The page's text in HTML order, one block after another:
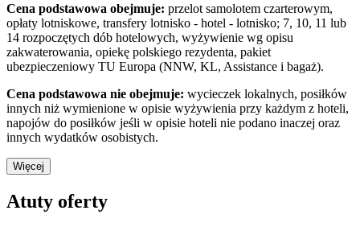
Cena podstawowa obejmuje: przelot samolotem czarterowym,
opłaty lotniskowe, transfery lotnisko - hotel - lotnisko; 7, 10, 11 lub
14 rozpoczętych dób hotelowych, wyżywienie wg opisu
zakwaterowania, opiekę polskiego rezydenta, pakiet
ubezpieczeniowy TU Europa (NNW, KL, Assistance i bagaż).
Cena podstawowa nie obejmuje: wycieczek lokalnych, posiłków
innych niż wymienione w opisie wyżywienia przy każdym z hoteli,
napojów do posiłków jeśli w opisie hoteli nie podano inaczej oraz
innych wydatków osobistych.
Więcej
Atuty oferty